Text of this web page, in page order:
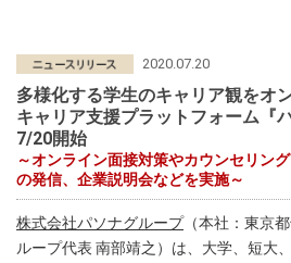
2020.07.20
多様化する学生のキャリア観をオ
キャリア支援プラットフォーム『
7/20開始
～オンライン面接対策やカウンセリン
の発信、企業説明会などを実施～
株式会社パソナグループ（本社：東京
ループ代表 南部靖之）は、大学、短大